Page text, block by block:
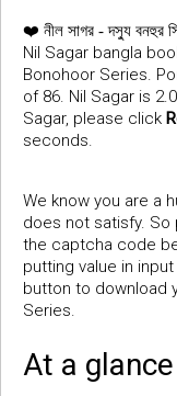
❤️ নীল সাগর - দস্যু বনহুর
Nil Sagar bangla
Bonohoor Series.
of 86. Nil Sagar is
Sagar, please click
seconds.
We know you are a
does not satisfy. So
the captcha code
putting value in
button to download
Series.
At a glance